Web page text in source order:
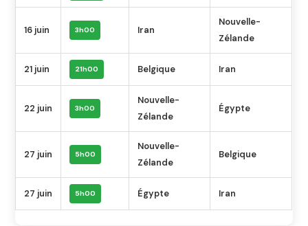
16 juin 3h00 Iran
Nouvelle-
Zélande
21 juin 21h00 Belgique Iran
22 juin 3h00
Nouvelle-
Zélande
Égypte
27 juin 5h00
Nouvelle-
Zélande
Belgique
27 juin 5h00 Égypte Iran